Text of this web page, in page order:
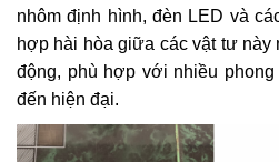
nhôm định hình, đèn LED và
hợp hài hòa giữa các vật tư này
động, phù hợp với nhiều
đến hiện đại.